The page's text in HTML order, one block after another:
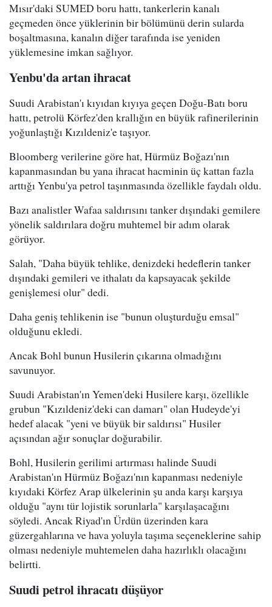
Mısır'daki SUMED boru hattı, tankerlerin kanalı
geçmeden önce yüklerinin bir bölümünü derin sularda
boşaltmasına, kanalın diğer tarafında ise yeniden
yüklemesine imkan sağlıyor.
Yenbu'da artan ihracat
Suudi Arabistan'ı kıyıdan kıyıya geçen Doğu-Batı boru
hattı, petrolü Körfez'den krallığın en büyük rafinerilerinin
yoğunlaştığı Kızıldeniz'e taşıyor.
Bloomberg verilerine göre hat, Hürmüz Boğazı'nın
kapanmasından bu yana ihracat hacminin üç kattan fazla
arttığı Yenbu'ya petrol taşınmasında özellikle faydalı oldu.
Bazı analistler Wafaa saldırısını tanker dışındaki gemilere
yönelik saldırılara doğru muhtemel bir adım olarak
görüyor.
Salah, "Daha büyük tehlike, denizdeki hedeflerin tanker
dışındaki gemileri ve ithalatı da kapsayacak şekilde
genişlemesi olur" dedi.
Daha geniş tehlikenin ise "bunun oluşturduğu emsal"
olduğunu ekledi.
Ancak Bohl bunun Husilerin çıkarına olmadığını
savunuyor.
Suudi Arabistan'ın Yemen'deki Husilere karşı, özellikle
grubun "Kızıldeniz'deki can damarı" olan Hudeyde'yi
hedef alacak "yeni ve büyük bir saldırısı" Husiler
açısından ağır sonuçlar doğurabilir.
Bohl, Husilerin gerilimi artırması halinde Suudi
Arabistan'ın Hürmüz Boğazı'nın kapanması nedeniyle
kıyıdaki Körfez Arap ülkelerinin şu anda karşı karşıya
olduğu "aynı tür lojistik sorunlarla" karşılaşacağını
söyledi. Ancak Riyad'ın Ürdün üzerinden kara
güzergahlarına ve hava yoluyla taşıma seçeneklerine sahip
olması nedeniyle muhtemelen daha hazırlıklı olacağını
belirtti.
Suudi petrol ihracatı düşüyor